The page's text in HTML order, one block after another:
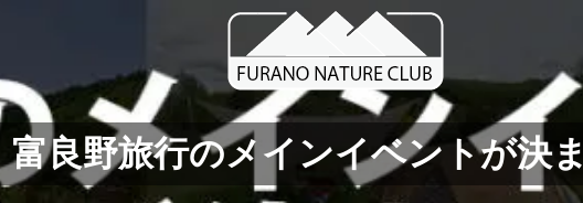
富良野旅行のメインイベントが決